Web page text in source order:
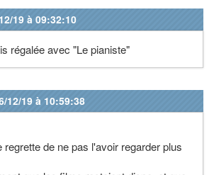
19 à 09:32:10
régalée avec "Le pianiste"
12/19 à 10:59:38
regrette de ne pas l'avoir regarder plus